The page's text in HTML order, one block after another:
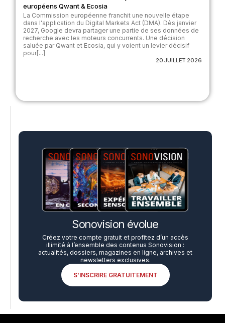
européens Qwant & Ecosia
La Commission européenne franchit une nouvelle étape
dans l'application du Digital Markets Act (DMA). Dès janvier
2027, Google devra partager une partie de ses données de
recherche avec les moteurs concurrents. Une décision
saluée par Qwant et Ecosia, qui y voient un levier décisif
pour[...]
20 JUILLET 2026
Sonovision évolue
Créez votre compte gratuit et profitez d’un accès
illimité à l’ensemble des contenus Sonovision :
actualités, dossiers, magazines en ligne, archives et
newsletters exclusives.
S’INSCRIRE GRATUITEMENT